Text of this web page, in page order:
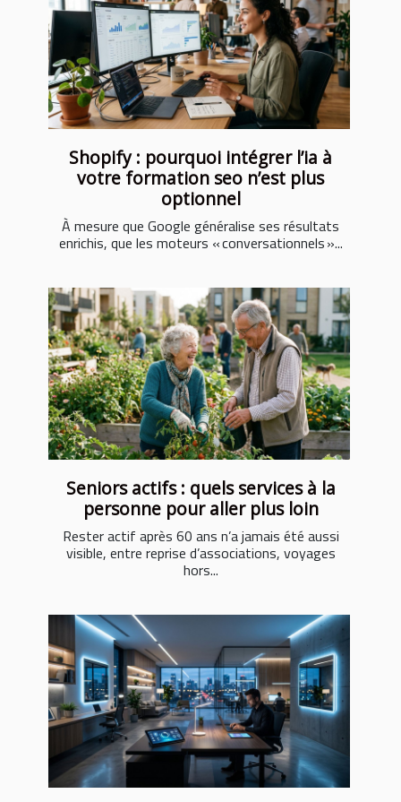
Shopify : pourquoi intégrer l’ia à
votre formation seo n’est plus
optionnel
À mesure que Google généralise ses résultats
enrichis, que les moteurs « conversationnels »...
Seniors actifs : quels services à la
personne pour aller plus loin
Rester actif après 60 ans n’a jamais été aussi
visible, entre reprise d’associations, voyages
hors...